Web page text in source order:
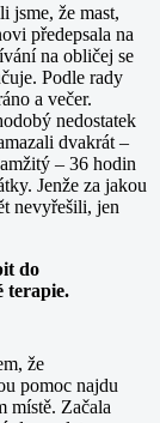
jsme, že mast,
předepsala na
na obličej se
Podle rady
a večer.
nedostatek
dvakrát –
– 36 hodin
Jenže za jakou
nevyřešili, jen
do
terapie.
že
pomoc najdu
místě. Začala